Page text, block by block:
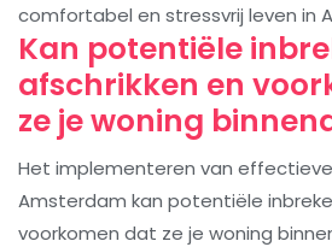
comfortabel en stressvrij leven in
Kan potentiële
afschrikken en
ze je woning
Het implementeren van
Amsterdam kan potentiële
voorkomen dat ze je woning